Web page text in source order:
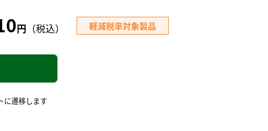
円 （税込） 軽減税率対象製品
に遷移します